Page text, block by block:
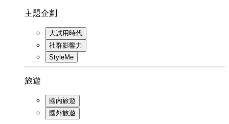
主題企劃
大試用時代
社群影響力
StyleMe
旅遊
國內旅遊
國外旅遊